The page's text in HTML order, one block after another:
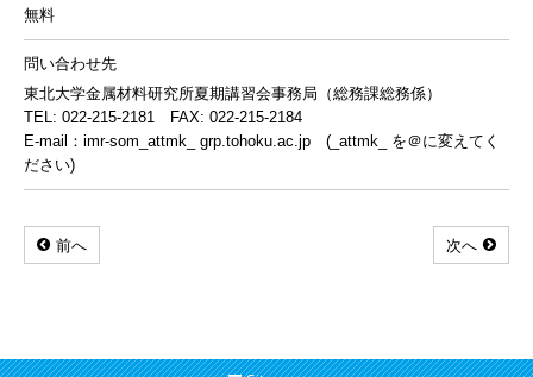
無料
問い合わせ先
東北大学金属材料研究所夏期講習会事務局（総務課総務係）
TEL: 022-215-2181 FAX: 022-215-2184
E-mail：imr-som_attmk_ grp.tohoku.ac.jp (_attmk_ を＠に変えてく
ださい)
前へ 次へ